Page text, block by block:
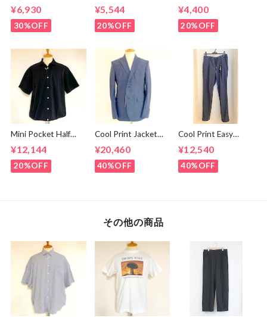
Shorts Olive
¥6,930
30%OFF
Logo T-shirt
White
¥5,544
20%OFF
Print T-shirt Vertical
Logo Black
¥4,400
20%OFF
Mini Pocket Half
Sleeve Shirts Black
¥12,144
20%OFF
Cool Print Jacket
Navy
¥20,460
40%OFF
Cool Print Easy
Slacks Navy
¥12,540
40%OFF
その他の商品